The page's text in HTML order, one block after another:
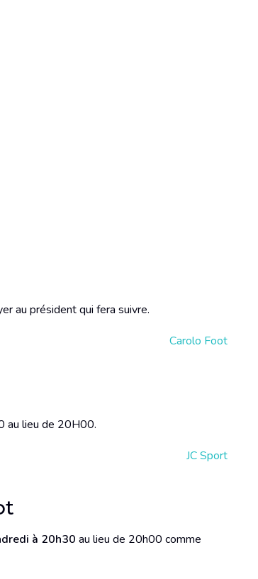
au président qui fera suivre.
Carolo Foot
au lieu de 20H00.
JC Sport
à 20h30 au lieu de 20h00 comme